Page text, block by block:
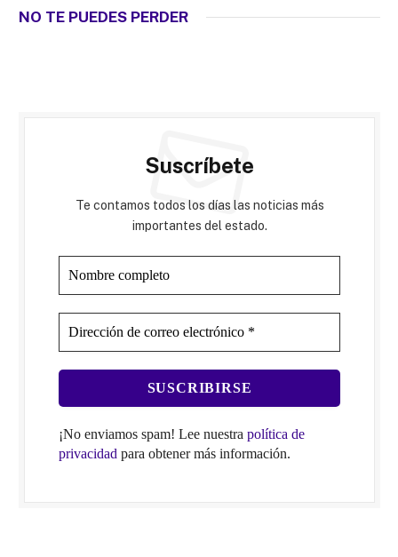
NO TE PUEDES PERDER
Suscríbete
Te contamos todos los días las noticias más
importantes del estado.
¡No enviamos spam! Lee nuestra política de
privacidad para obtener más información.